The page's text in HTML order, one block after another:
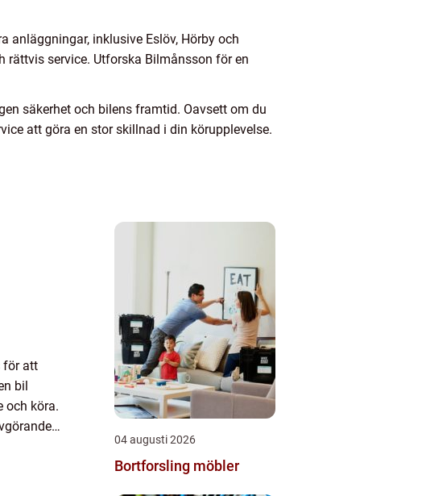
anläggningar, inklusive Eslöv, Hörby och
rättvis service. Utforska Bilmånsson för en
säkerhet och bilens framtid. Oavsett om du
att göra en stor skillnad i din körupplevelse.
för att
bil
och köra.
04 augusti 2026
Bortforsling möbler